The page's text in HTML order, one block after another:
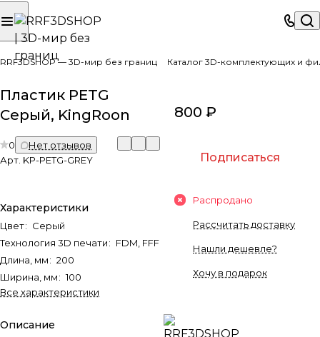
RRF3DSHOP — 3D-мир без границ Каталог 3D-комплектующих и
Пластик PETG
Серый, KingRoon
0
Нет отзывов
Арт. KP-PETG-GREY
Характеристики
Цвет: Серый
Технология 3D печати: FDM, FFF
Длина, мм: 200
Ширина, мм: 100
Все характеристики
Описание
800 ₽
Подписаться
Распродано
Рассчитать доставку
Нашли дешевле?
Хочу в подарок